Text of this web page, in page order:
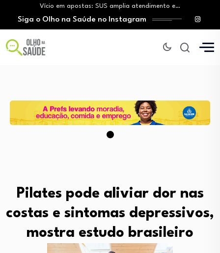
Tratamento do câncer de mama e a…
Vingança da hora de dormir: O novo…
Siga o Olho na Saúde no Instagram
Pilates pode aliviar dor nas
costas e sintomas depressivos,
mostra estudo brasileiro